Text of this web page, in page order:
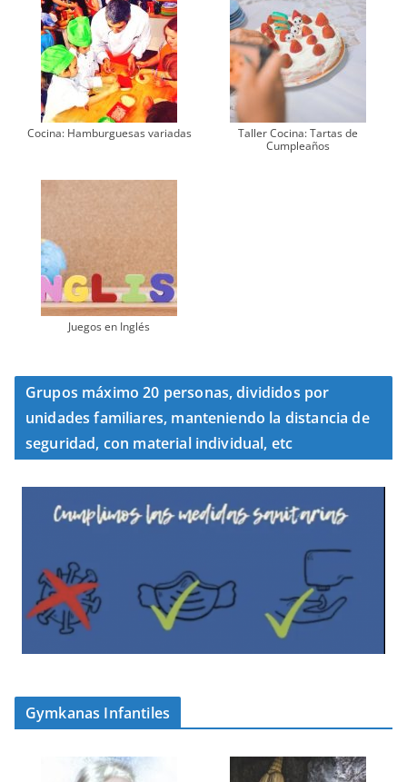
Cocina: Hamburguesas variadas
Taller Cocina: Tartas de
Cumpleaños
Juegos en Inglés
Grupos máximo 20 personas, divididos por
unidades familiares, manteniendo la distancia de
seguridad, con material individual, etc
Gymkanas Infantiles